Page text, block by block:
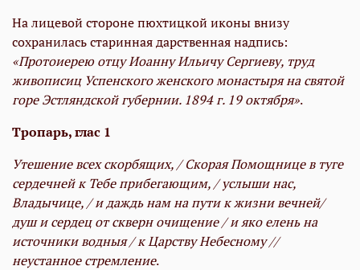
На лицевой стороне пюхтицкой иконы внизу
сохранилась старинная дарственная надпись:
«Протоиерею отцу Иоанну Ильичу Сергиеву, труд
живописиц Успенского женского монастыря на святой
горе Эстляндской губернии. 1894 г. 19 октября».
Тропарь, глас 1
Утешение всех скорбящих, / Скорая Помощнице в туге
сердечней к Тебе прибегающим, / услыши нас,
Владычице, / и даждь нам на пути к жизни вечней/
душ и сердец от скверн очищение / и яко елень на
источники водныя / к Царству Небесному //
неустанное стремление.